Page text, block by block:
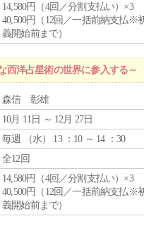
14,580円（4回／分割支払い）×3
40,500円（12回／一括前納支払※
義開始前まで）
洋占星術の世界に参入する～
森信 彰雄
10月 11日 ～ 12月 27日
毎週 （水） 13 ：10 ～ 14 ：30
全12回
14,580円（4回／分割支払い）×3
40,500円（12回／一括前納支払※
義開始前まで）